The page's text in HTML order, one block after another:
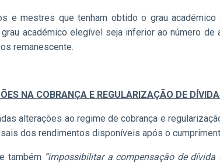
e mestres que tenham obtido o grau
académico elegível seja inferior ao número
remanescente.
NA COBRANÇA E REGULARIZAÇÃO DE
alterações ao regime de cobrança e
dos rendimentos disponíveis após o
também “impossibilitar a compensação de